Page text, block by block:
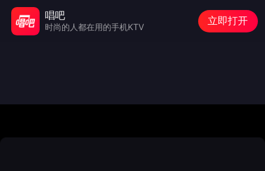
唱吧
时尚的人都在用的手机KTV
立即打开